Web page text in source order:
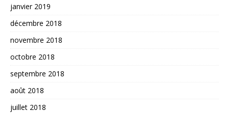
janvier 2019
décembre 2018
novembre 2018
octobre 2018
septembre 2018
août 2018
juillet 2018